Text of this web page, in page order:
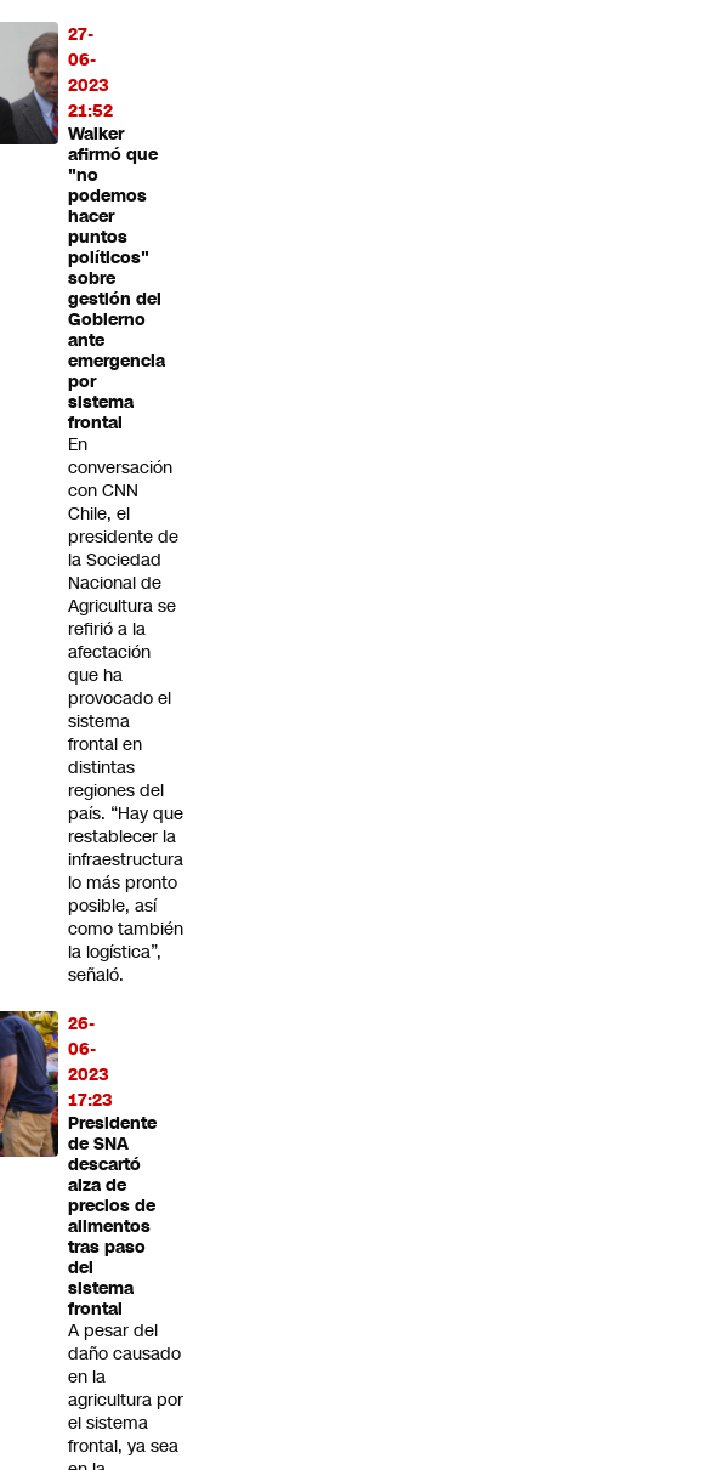
27-
06-
2023
21:52
Walker
afirmó que
"no
podemos
hacer
puntos
políticos"
sobre
gestión del
Gobierno
ante
emergencia
por
sistema
frontal
En
conversación
con CNN
Chile, el
presidente de
la Sociedad
Nacional de
Agricultura se
refirió a la
afectación
que ha
provocado el
sistema
frontal en
distintas
regiones del
país. “Hay que
restablecer la
infraestructura
lo más pronto
posible, así
como también
la logística”,
señaló.
26-
06-
2023
17:23
Presidente
de SNA
descartó
alza de
precios de
alimentos
tras paso
del
sistema
frontal
A pesar del
daño causado
en la
agricultura por
el sistema
frontal, ya sea